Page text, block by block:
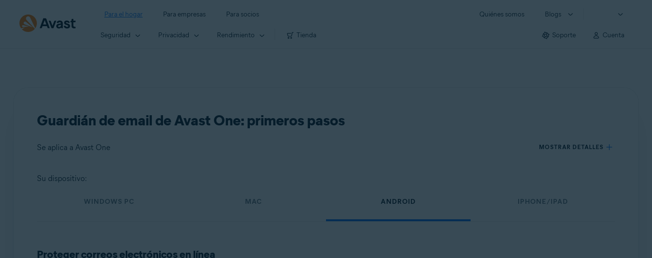
Para el hogar Para empresas Para socios Quiénes somos Blogs
Seguridad Privacidad Rendimiento Tienda Soporte Cuenta
Guardián de email de Avast One: primeros pasos
Se aplica a Avast One MOSTRAR DETALLES
Avast One
Su dispositivo:
WINDOWS PC MAC ANDROID IPHONE/IPAD
Proteger correos electrónicos en línea